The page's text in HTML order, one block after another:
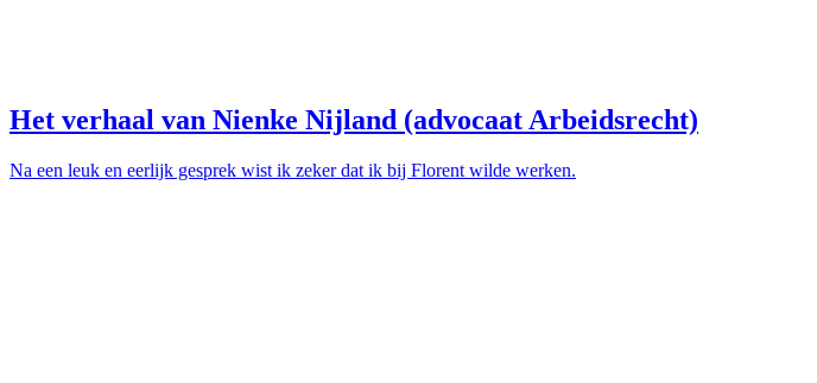
Het verhaal van Nienke Nijland (advocaat Arbeidsrecht)
Na een leuk en eerlijk gesprek wist ik zeker dat ik bij Florent wilde werken.